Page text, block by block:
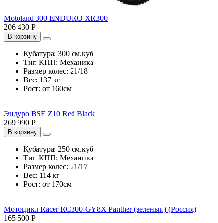
Motoland 300 ENDURO XR300
206 430 Р
В корзину
Кубатура: 300 см.куб
Тип КПП: Механика
Размер колес: 21/18
Вес: 137 кг
Рост: от 160см
Эндуро BSE Z10 Red Black
269 990 Р
В корзину
Кубатура: 250 см.куб
Тип КПП: Механика
Размер колес: 21/17
Вес: 114 кг
Рост: от 170см
Мотоцикл Racer RC300-GY8X Panther (зеленый) (Россия)
165 500 Р